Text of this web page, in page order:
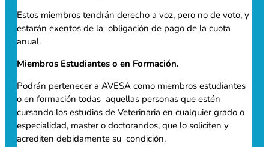
Estos miembros tendrán derecho a voz, pero no de voto, y
estarán exentos de la obligación de pago de la cuota
anual.
Miembros Estudiantes o en Formación.
Podrán pertenecer a AVESA como miembros estudiantes
o en formación todas aquellas personas que estén
cursando los estudios de Veterinaria en cualquier grado o
especialidad, master o doctorandos, que lo soliciten y
acrediten debidamente su condición.